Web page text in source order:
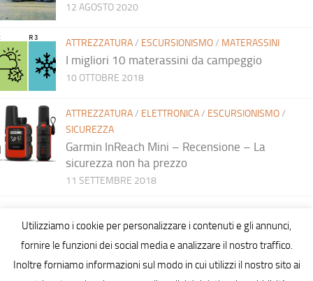
12 AGOSTO 2020
ATTREZZATURA/ ESCURSIONISMO/ MATERASSINI
I migliori 10 materassini da campeggio
10 OTTOBRE 2018
ATTREZZATURA/ ELETTRONICA/ ESCURSIONISMO/
SICUREZZA
Garmin InReach Mini – Recensione – La
sicurezza non ha prezzo
11 SETTEMBRE 2018
Hiking in Sardinia © 2026. All Rights Reserved.
Utilizziamo i cookie per personalizzare i contenuti e gli annunci,
fornire le funzioni dei social media e analizzare il nostro traffico.
Inoltre forniamo informazioni sul modo in cui utilizzi il nostro sito ai